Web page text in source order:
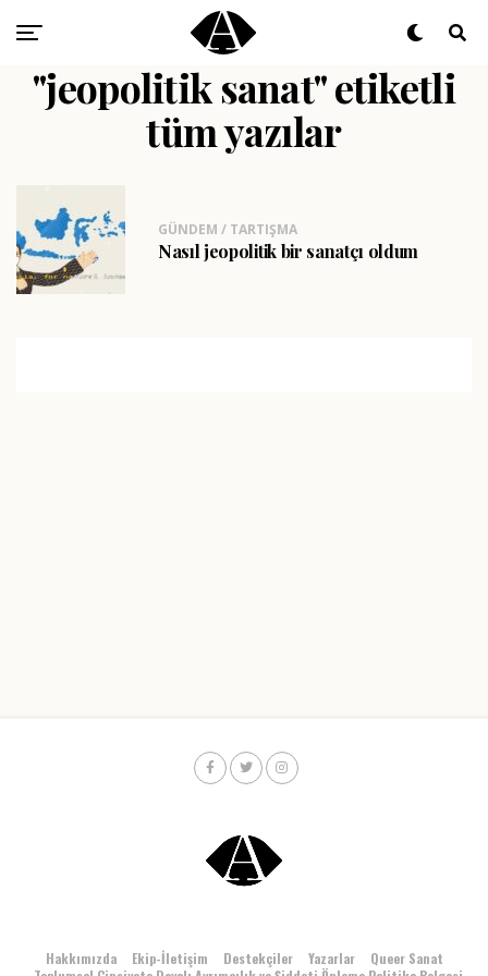
"jeopolitik sanat" etiketli
tüm yazılar
GÜNDEM / TARTIŞMA
Nasıl jeopolitik bir sanatçı oldum
Hakkımızda Ekip-İletişim Destekçiler Yazarlar
Queer Sanat